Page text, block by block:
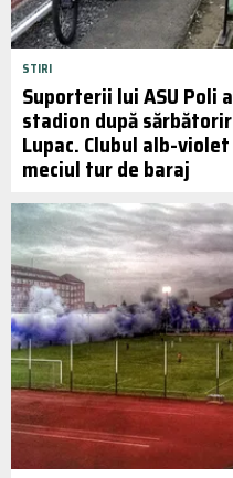
STIRI
Suporterii lui ASU Poli
stadion după
Lupac. Clubul alb-
meciul tur de baraj